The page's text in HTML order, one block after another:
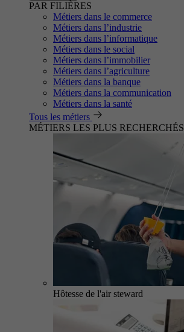
PAR FILIÈRES
Métiers dans le commerce
Métiers dans l’industrie
Métiers dans l’informatique
Métiers dans le social
Métiers dans l’immobilier
Métiers dans l’agriculture
Métiers dans la banque
Métiers dans la communication
Métiers dans la santé
Tous les métiers
MÉTIERS LES PLUS RECHERCHÉS
Hôtesse de l'air steward